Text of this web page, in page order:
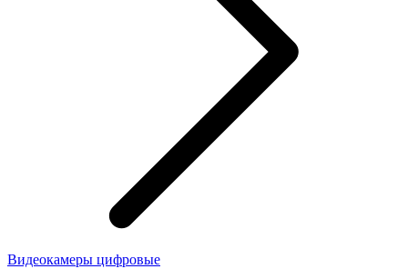
Видеокамеры цифровые